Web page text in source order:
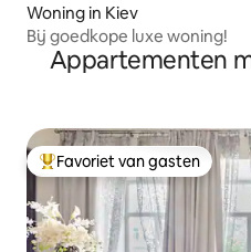
Woning in Kiev
Bij goedkope luxe woning!
Appartementen
Topfavoriet van gasten
Favoriet van gasten